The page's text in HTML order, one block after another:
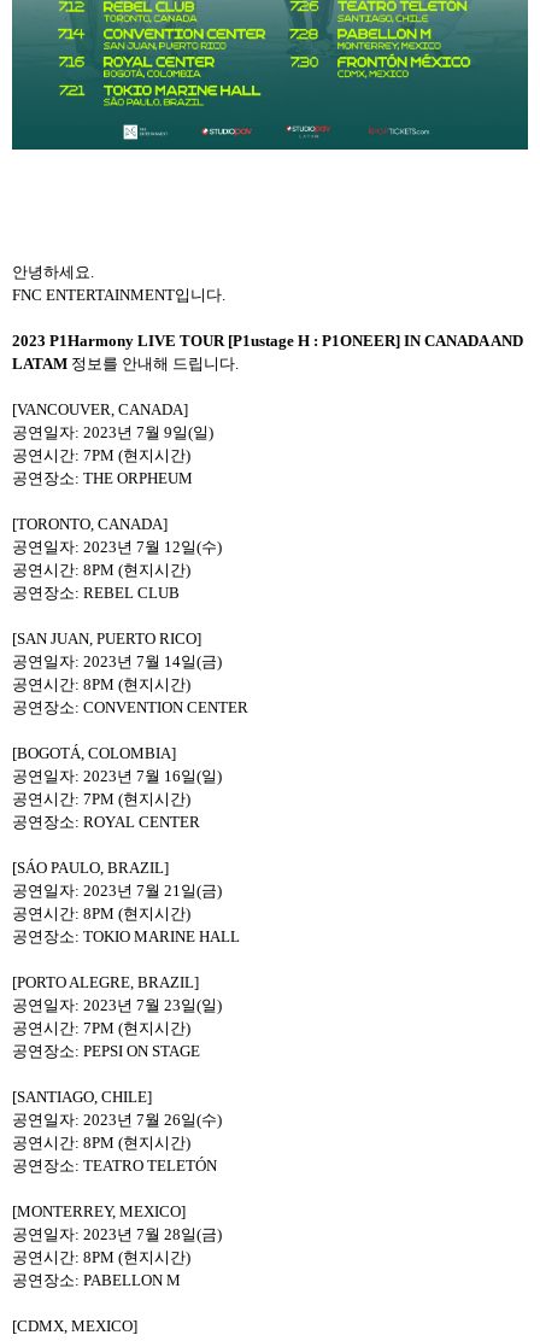
안녕하세요.
FNC ENTERTAINMENT입니다.
2023 P1Harmony LIVE TOUR [P1ustage H : P1ONEER] IN CANADA AND
LATAM 정보를 안내해 드립니다.
[VANCOUVER, CANADA]
공연일자: 2023년 7월 9일(일)
공연시간: 7PM (현지시간)
공연장소: THE ORPHEUM
[TORONTO, CANADA]
공연일자: 2023년 7월 12일(수)
공연시간: 8PM (현지시간)
공연장소: REBEL CLUB
[SAN JUAN, PUERTO RICO]
공연일자: 2023년 7월 14일(금)
공연시간: 8PM (현지시간)
공연장소: CONVENTION CENTER
[BOGOTÁ, COLOMBIA]
공연일자: 2023년 7월 16일(일)
공연시간: 7PM (현지시간)
공연장소: ROYAL CENTER
[SÁO PAULO, BRAZIL]
공연일자: 2023년 7월 21일(금)
공연시간: 8PM (현지시간)
공연장소: TOKIO MARINE HALL
[PORTO ALEGRE, BRAZIL]
공연일자: 2023년 7월 23일(일)
공연시간: 7PM (현지시간)
공연장소: PEPSI ON STAGE
[SANTIAGO, CHILE]
공연일자: 2023년 7월 26일(수)
공연시간: 8PM (현지시간)
공연장소: TEATRO TELETÓN
[MONTERREY, MEXICO]
공연일자: 2023년 7월 28일(금)
공연시간: 8PM (현지시간)
공연장소: PABELLON M
[CDMX, MEXICO]